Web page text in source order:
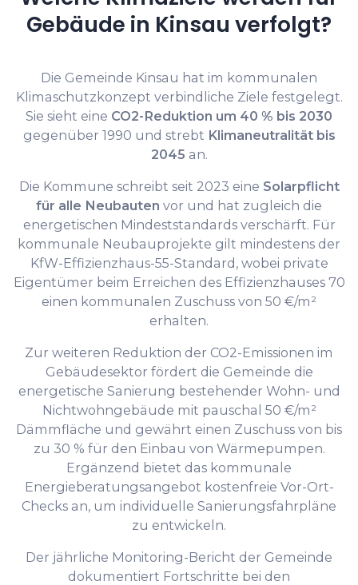
Gebäude in Kinsau verfolgt?
Die Gemeinde Kinsau hat im kommunalen
Klimaschutzkonzept verbindliche Ziele festgelegt.
Sie sieht eine CO2-Reduktion um 40 % bis 2030
gegenüber 1990 und strebt Klimaneutralität bis
2045 an.
Die Kommune schreibt seit 2023 eine Solarpflicht
für alle Neubauten vor und hat zugleich die
energetischen Mindeststandards verschärft. Für
kommunale Neubauprojekte gilt mindestens der
KfW-Effizienzhaus-55-Standard, wobei private
Eigentümer beim Erreichen des Effizienzhauses 70
einen kommunalen Zuschuss von 50 €/m²
erhalten.
Zur weiteren Reduktion der CO2-Emissionen im
Gebäudesektor fördert die Gemeinde die
energetische Sanierung bestehender Wohn- und
Nichtwohngebäude mit pauschal 50 €/m²
Dämmfläche und gewährt einen Zuschuss von bis
zu 30 % für den Einbau von Wärmepumpen.
Ergänzend bietet das kommunale
Energieberatungsangebot kostenfreie Vor-Ort-
Checks an, um individuelle Sanierungsfahrpläne
zu entwickeln.
Der jährliche Monitoring-Bericht der Gemeinde
dokumentiert Fortschritte bei den